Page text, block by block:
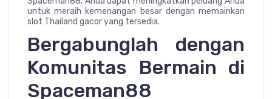
untuk meraih kemenangan besar dengan memainkan
slot Thailand gacor yang tersedia.
Bergabunglah dengan
Komunitas Bermain di
Spaceman88